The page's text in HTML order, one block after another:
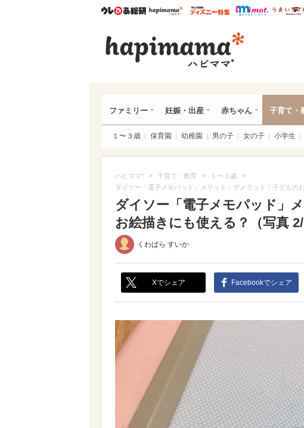
ウレぴあ総研ハピママ* ウレぴあ総研 デ
mimot.
ファミリー 妊娠・出産 赤ちゃん 子育て・
１〜３歳 保育園 幼稚園 男の子 女の子 小学生
ハピママ* > 子育て・教育 > １〜３歳 >
ダイソー「電子メモパッド」メリット・デメリット！子どもの
ダイソー「電子メモパッド」
お絵描きにも使える？（写真 2/
くわばら すいか
Xでシェア Facebookでシェア